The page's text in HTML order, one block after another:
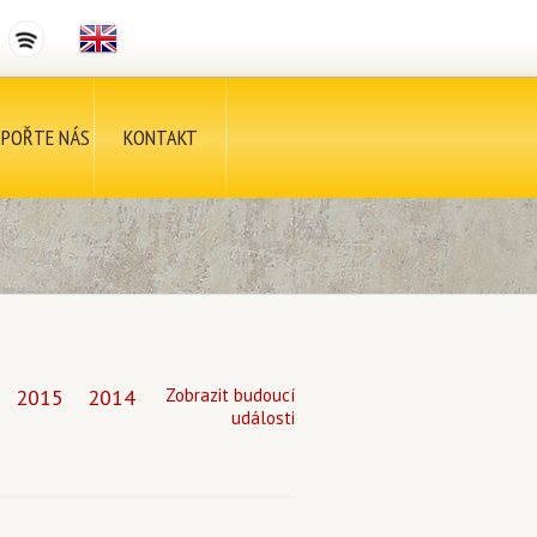
NÁS KONTAKT
2015 2014
Zobrazit budoucí
události